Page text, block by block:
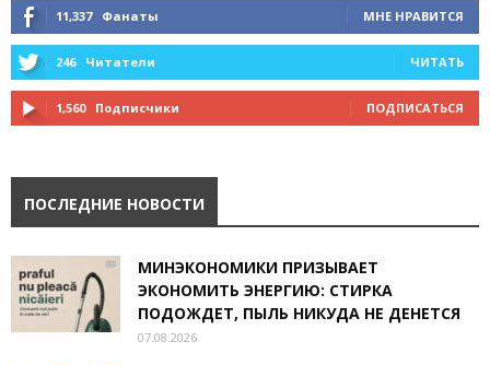
11,337 Фанаты МНЕ НРАВИТСЯ
246 Читатели ЧИТАТЬ
1,560 Подписчики ПОДПИСАТЬСЯ
ПОСЛЕДНИЕ НОВОСТИ
МИНЭКОНОМИКИ ПРИЗЫВАЕТ
ЭКОНОМИТЬ ЭНЕРГИЮ: СТИРКА
ПОДОЖДЕТ, ПЫЛЬ НИКУДА НЕ ДЕНЕТСЯ
07.08.2026